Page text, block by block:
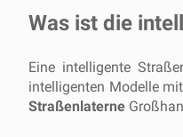
Was ist die
Eine intelligente
intelligenten Modelle
Straßenlaterne